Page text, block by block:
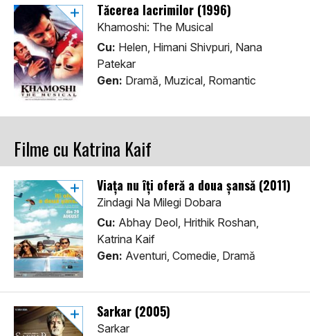
Tăcerea lacrimilor (1996)
Khamoshi: The Musical
Cu: Helen, Himani Shivpuri, Nana
Patekar
Gen: Dramă, Muzical, Romantic
Filme cu Katrina Kaif
Viaţa nu îţi oferă a doua şansă (2011)
Zindagi Na Milegi Dobara
Cu: Abhay Deol, Hrithik Roshan,
Katrina Kaif
Gen: Aventuri, Comedie, Dramă
Sarkar (2005)
Sarkar